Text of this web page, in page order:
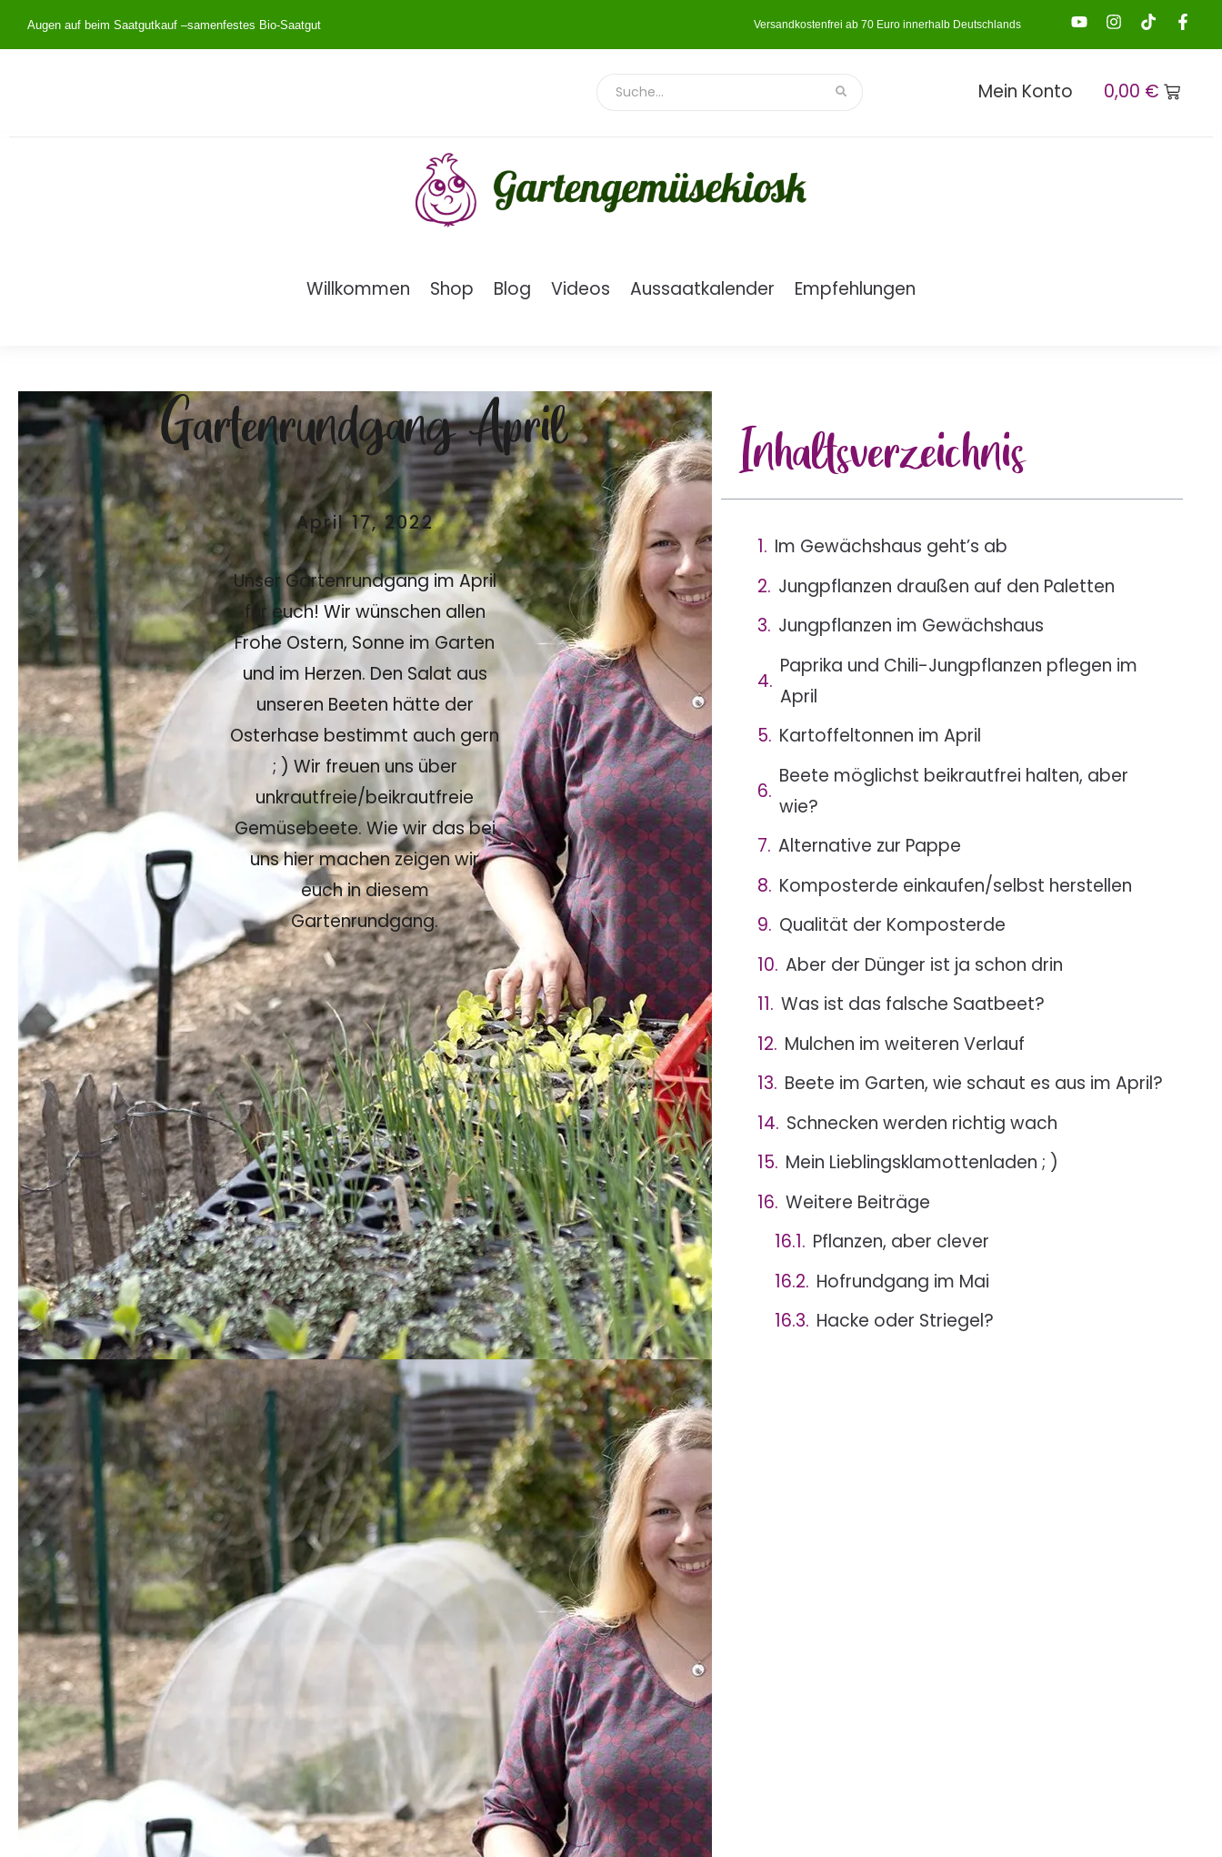
Augen auf beim Saatgutkauf –samenfestes Bio-Saatgut Versandkostenfrei ab 70 Euro innerhalb Deutschlands
Mein Konto 0,00 €
Willkommen Shop Blog Videos Aussaatkalender Empfehlungen
Gartenrundgang April
April 17, 2022
Unser Gartenrundgang im April
für euch! Wir wünschen allen
Frohe Ostern, Sonne im Garten
und im Herzen. Den Salat aus
unseren Beeten hätte der
Osterhase bestimmt auch gern
; ) Wir freuen uns über
unkrautfreie/beikrautfreie
Gemüsebeete. Wie wir das bei
uns hier machen zeigen wir
euch in diesem
Gartenrundgang.
Inhaltsverzeichnis
Im Gewächshaus geht’s ab
Jungpflanzen draußen auf den Paletten
Jungpflanzen im Gewächshaus
Paprika und Chili-Jungpflanzen pflegen im
April
Kartoffeltonnen im April
Beete möglichst beikrautfrei halten, aber
wie?
Alternative zur Pappe
Komposterde einkaufen/selbst herstellen
Qualität der Komposterde
Aber der Dünger ist ja schon drin
Was ist das falsche Saatbeet?
Mulchen im weiteren Verlauf
Beete im Garten, wie schaut es aus im April?
Schnecken werden richtig wach
Mein Lieblingsklamottenladen ; )
Weitere Beiträge
Pflanzen, aber clever
Hofrundgang im Mai
Hacke oder Striegel?